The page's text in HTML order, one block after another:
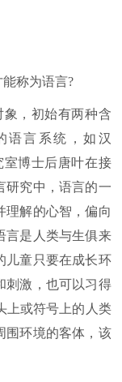
称为语言?
，初始有两种含
语言系统，如汉
室博士后唐叶在接
研究中，语言的一
理解的心智，偏向
言是人类与生俱来
儿童只要在成长环
刺激，也可以习得
上或符号上的人类
围环境的客体，该